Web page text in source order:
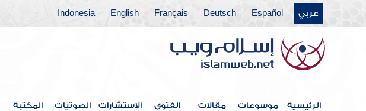
عربي Español
Deutsch
Français
English
Indonesia
الرئيسية موسوعات مقالات الفتوى الاستشارات الصوتيات المكتبة